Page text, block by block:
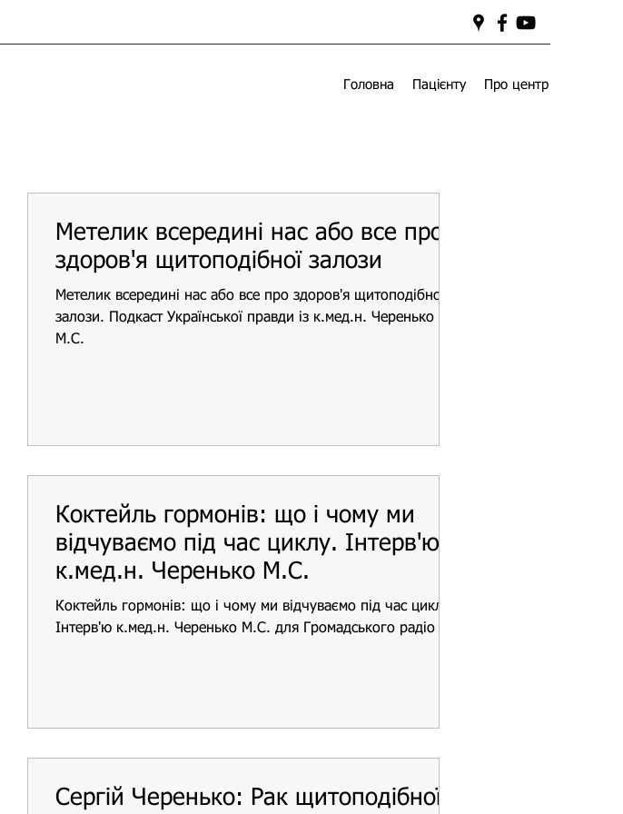
Головна Пацієнту Про центр
Метелик всередині нас або все про
здоров'я щитоподібної залози
Метелик всередині нас або все про здоров'я щитоподібної
залози. Подкаст Української правди із к.мед.н. Черенько
М.С.
Коктейль гормонів: що і чому ми
відчуваємо під час циклу. Інтерв'ю
к.мед.н. Черенько М.С.
Коктейль гормонів: що і чому ми відчуваємо під час циклу.
Інтерв'ю к.мед.н. Черенько М.С. для Громадського радіо
Сергій Черенько: Рак щитоподібної